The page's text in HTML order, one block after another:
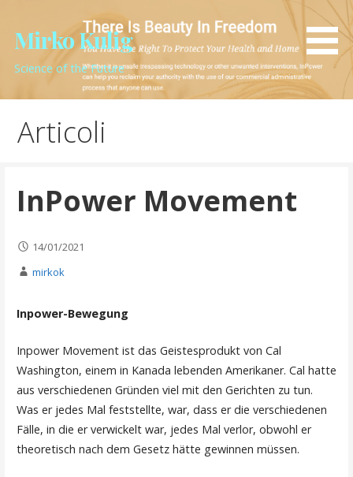
contenuto
Mirko Kulig
Science of the Future
Articoli
InPower Movement
14/01/2021
mirkok
Inpower-Bewegung
Inpower Movement ist das Geistesprodukt von Cal
Washington, einem in Kanada lebenden Amerikaner. Cal hatte
aus verschiedenen Gründen viel mit den Gerichten zu tun.
Was er jedes Mal feststellte, war, dass er die verschiedenen
Fälle, in die er verwickelt war, jedes Mal verlor, obwohl er
theoretisch nach dem Gesetz hätte gewinnen müssen.